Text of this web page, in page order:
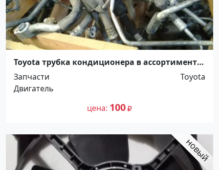
Toyota трубка кондиционера в ассортименте
Краснодар
Запчасти
Toyota
Двигатель
цена 100